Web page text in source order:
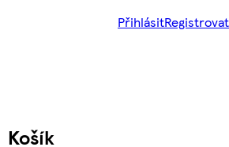
PřihlásitRegistrovat
Košík